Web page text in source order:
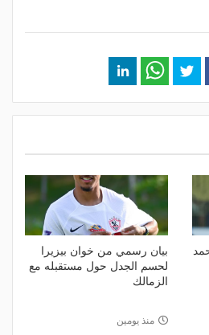
بيان رسمي من خوان بيزيرا
لحسم الجدل حول مستقبله مع
الزمالك
منذ يومين